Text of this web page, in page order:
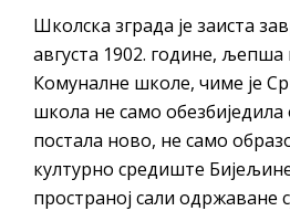
Школска зграда је заиста
августа 1902. године, љепша
Комуналне школе, чиме је
школа не само обезбиједила
постала ново, не само
културно средиште
пространој сали одржаване